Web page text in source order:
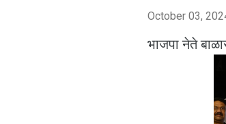
October 03,
भाजपा नेते